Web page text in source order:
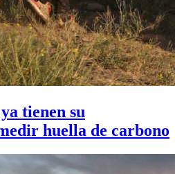
tienen su
huella de carbono